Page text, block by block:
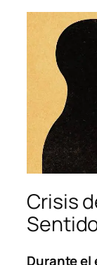
Crisis
Durante el